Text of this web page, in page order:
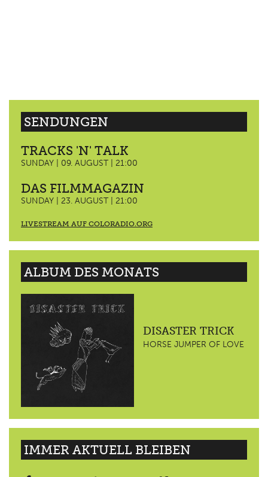
SENDUNGEN
TRACKS 'N' TALK
SUNDAY | 09. AUGUST | 21:00
DAS FILMMAGAZIN
SUNDAY | 23. AUGUST | 21:00
LIVESTREAM AUF COLORADIO.ORG
ALBUM DES MONATS
DISASTER TRICK
HORSE JUMPER OF LOVE
IMMER AKTUELL BLEIBEN